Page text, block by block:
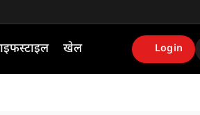
खेल Login